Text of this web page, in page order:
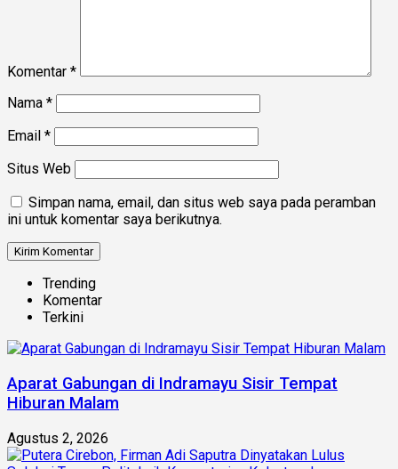
Komentar *
Nama *
Email *
Situs Web
Simpan nama, email, dan situs web saya pada peramban
ini untuk komentar saya berikutnya.
Trending
Komentar
Terkini
Aparat Gabungan di Indramayu Sisir Tempat
Hiburan Malam
Agustus 2, 2026